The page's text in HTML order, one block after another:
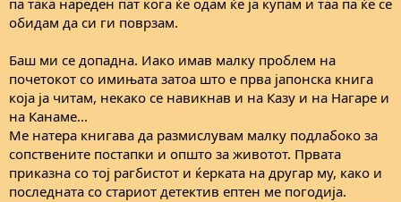
па така нареден пат кога ќе одам ќе ја купам и таа па ќе се
обидам да си ги поврзам.
Баш ми се допадна. Иако имав малку проблем на
почетокот со имињата затоа што е прва јапонска книга
која ја читам, некако се навикнав и на Казу и на Нагаре и
на Канаме...
Ме натера книгава да размислувам малку подлабоко за
сопствените постапки и општо за животот. Првата
приказна со тој рагбистот и ќерката на другар му, како и
последната со стариот детектив ептен ме погодија.